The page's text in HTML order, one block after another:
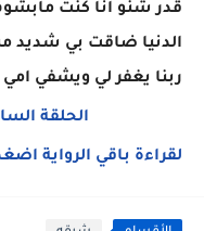
قدر شنو انا كنت
الدنيا ضاقت بي شديد
ربنا يغفر لي ويشفي
الحلقة
لقراءة باقي الرواية